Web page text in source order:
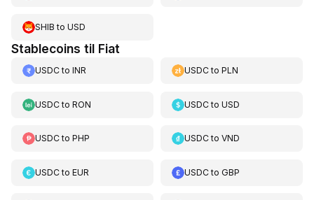
SHIB to USD
Stablecoins til Fiat
USDCto INR USDCtoPLN
USDCto RON USDCtoUSD
USDCto PHP USDCtoVND
USDCto EUR USDCtoGBP